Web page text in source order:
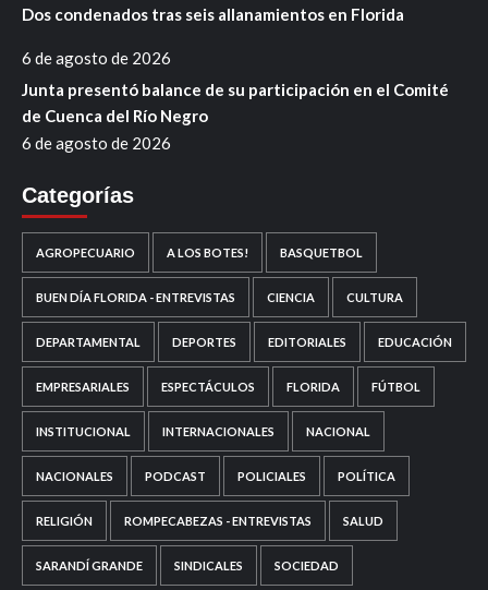
Dos condenados tras seis allanamientos en Florida
6 de agosto de 2026
Junta presentó balance de su participación en el Comité
de Cuenca del Río Negro
6 de agosto de 2026
Categorías
AGROPECUARIO A LOS BOTES! BASQUETBOL
BUEN DÍA FLORIDA - ENTREVISTAS CIENCIA CULTURA
DEPARTAMENTAL DEPORTES EDITORIALES EDUCACIÓN
EMPRESARIALES ESPECTÁCULOS FLORIDA FÚTBOL
INSTITUCIONAL INTERNACIONALES NACIONAL
NACIONALES PODCAST POLICIALES POLÍTICA
RELIGIÓN ROMPECABEZAS - ENTREVISTAS SALUD
SARANDÍ GRANDE SINDICALES SOCIEDAD